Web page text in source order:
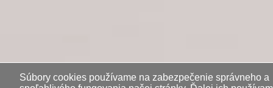
Súbory cookies používame na zabezpečenie správneho a